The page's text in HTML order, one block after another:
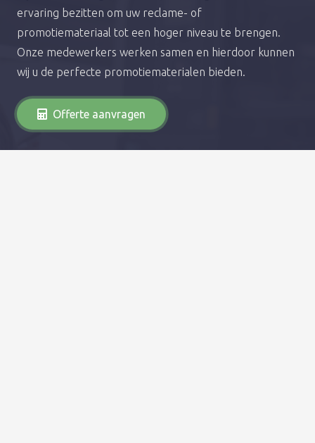
ervaring bezitten om uw reclame- of
promotiemateriaal tot een hoger niveau te brengen.
Onze medewerkers werken samen en hierdoor kunnen
wij u de perfecte promotiematerialen bieden.
Offerte aanvragen